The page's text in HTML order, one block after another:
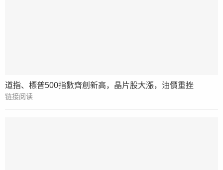
道指、標普500指數齊創新高，晶片股大漲，油價重挫
链接阅读